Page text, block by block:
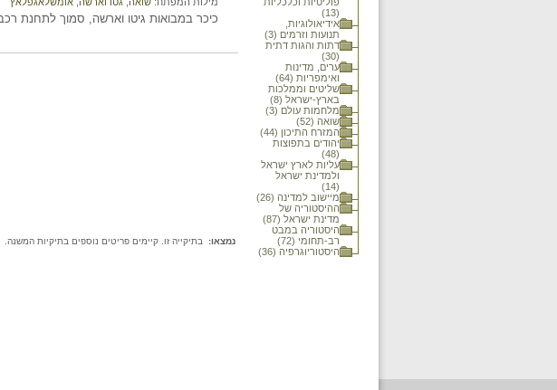
(13)
אידיאולוגיות,
תנועות וזרמים (3)
דתות והגות דתית
(30)
ערים, מדינות
ואימפריות (64)
שליטים וממלכות
בארץ-ישראל (8)
מלחמות עולם (3)
שואה (52)
המזרח התיכון (44)
יהודים בתפוצות
(48)
עליות לארץ ישראל
ולמדינת ישראל
(14)
מיישוב למדינה (26)
ההיסטוריה של
מדינת ישראל (87)
היסטוריה במבט
רב-תחומי (72)
היסטוריוגרפיה (36)
כיכר במבואות גיטו וארשה, סמוך לתחנת
נמצאו: בתיקייה זו. קיימים פריטים נוספים בתיקיות המשנה.